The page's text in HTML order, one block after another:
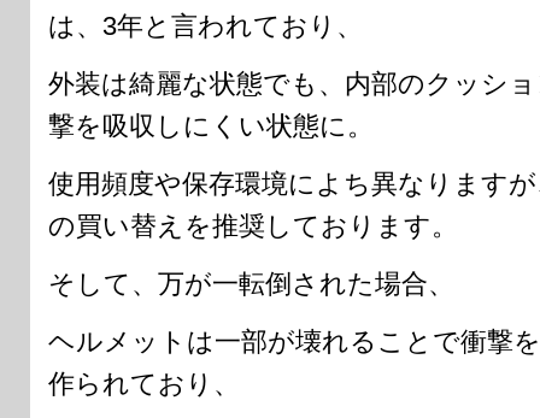
は、3年と言われており、
外装は綺麗な状態でも、内部のクッシ
撃を吸収しにくい状態に。
使用頻度や保存環境によち異なります
の買い替えを推奨しております。
そして、万が一転倒された場合、
ヘルメットは一部が壊れることで衝撃
作られており、